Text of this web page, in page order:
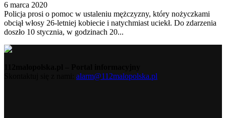
6 marca 2020
Policja prosi o pomoc w ustaleniu mężczyzny, który nożyczkami
obciął włosy 26-letniej kobiecie i natychmiast uciekł. Do zdarzenia
doszło 10 stycznia, w godzinach 20...
alarm@112malopolska.pl